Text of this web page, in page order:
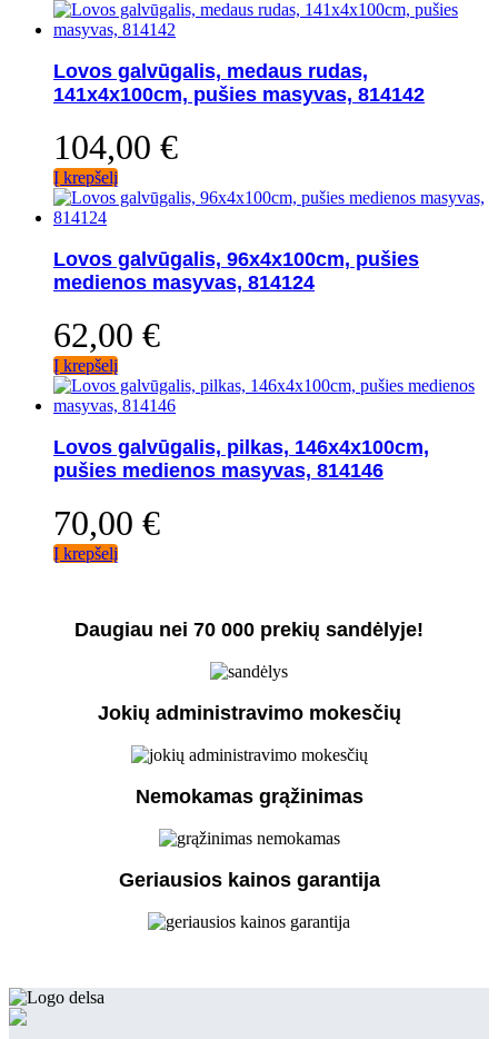
Lovos galvūgalis, medaus rudas,
141x4x100cm, pušies masyvas, 814142
104,00 €
Į krepšelį
Lovos galvūgalis, 96x4x100cm, pušies
medienos masyvas, 814124
62,00 €
Į krepšelį
Lovos galvūgalis, pilkas, 146x4x100cm,
pušies medienos masyvas, 814146
70,00 €
Į krepšelį
Daugiau nei 70 000 prekių sandėlyje!
Jokių administravimo mokesčių
Nemokamas grąžinimas
Geriausios kainos garantija